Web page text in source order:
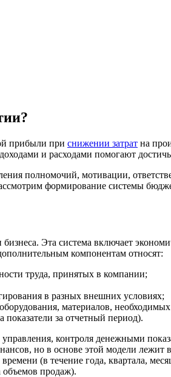
прибыли при снижении затрат на
и расходами помогают
полномочий, мотивации,
формирование системы
Эта система включает
компонентам относят:
труда, принятых в компании;
в разных внешних условиях;
материалов, необходимых
за отчетный период).
контроля денежными
но в основе этой модели лежит
(в течение года, квартала,
объемов продаж).